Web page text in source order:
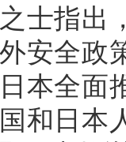
士指出
安全政
本全面
和日本